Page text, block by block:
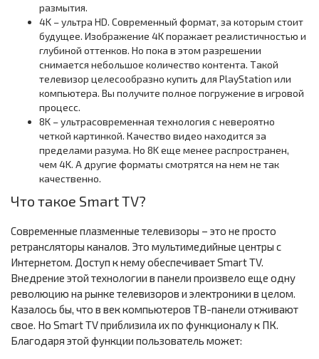
размытия.
4K – ультра HD. Современный формат, за которым стоит
будущее. Изображение 4K поражает реалистичностью и
глубиной оттенков. Но пока в этом разрешении
снимается небольшое количество контента. Такой
телевизор целесообразно купить для PlayStation или
компьютера. Вы получите полное погружение в игровой
процесс.
8K – ультрасовременная технология с невероятно
четкой картинкой. Качество видео находится за
пределами разума. Но 8K еще менее распространен,
чем 4K. А другие форматы смотрятся на нем не так
качественно.
Что такое Smart TV?
Современные плазменные телевизоры – это не просто
ретрансляторы каналов. Это мультимедийные центры с
Интернетом. Доступ к нему обеспечивает Smart TV.
Внедрение этой технологии в панели произвело еще одну
революцию на рынке телевизоров и электроники в целом.
Казалось бы, что в век компьютеров ТВ-панели отживают
свое. Но Smart TV приблизила их по функционалу к ПК.
Благодаря этой функции пользователь может: